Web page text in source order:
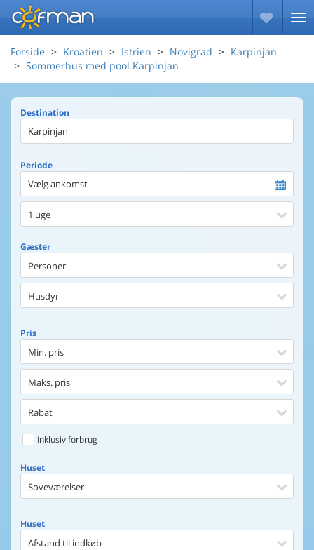
Forside Kroatien Istrien Novigrad
Karpinjan
Sommerhus med pool Karpinjan
Destination
Periode
Vælg ankomst
1 uge
Gæster
Personer
Husdyr
Pris
Min. pris
Maks. pris
Rabat
Inklusiv forbrug
Huset
Soveværelser
Huset
Afstand til indkøb